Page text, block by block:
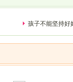
孩子不能坚持好